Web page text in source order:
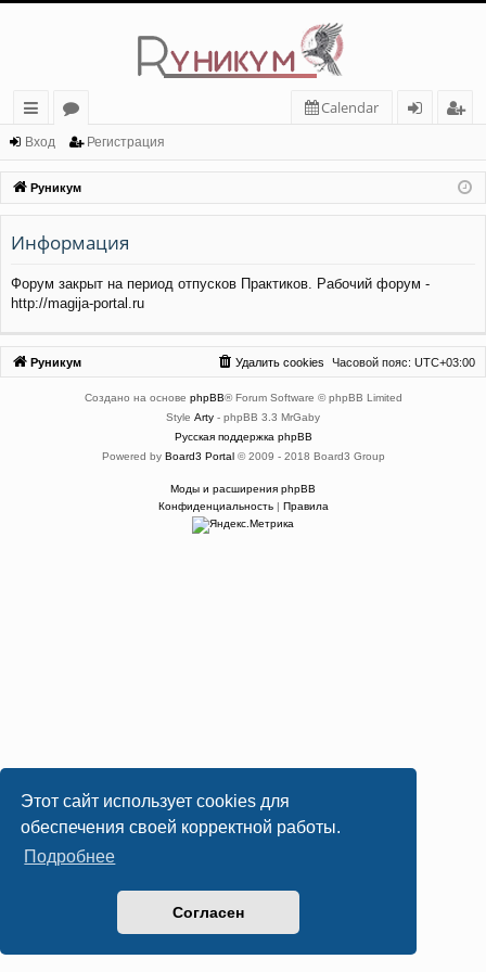
Этот сайт использует cookies для
обеспечения своей корректной работы.
Подробнее
Согласен
с
ы
лк
и
о
ру
м
ы
Calendar
д
ис
тр
Вход Регистрация
Руникум
Информация
Форум закрыт на период отпусков Практиков. Рабочий форум -
http://magija-portal.ru
Руникум Часовой пояс: UTC+03:00
Удалить cookies
Создано на основе phpBB® Forum Software © phpBB Limited
Style Arty - phpBB 3.3 MrGaby
Русская поддержка phpBB
Powered by Board3 Portal© 2009 - 2018 Board3 Group
Моды и расширения phpBB
Конфиденциальность| Правила